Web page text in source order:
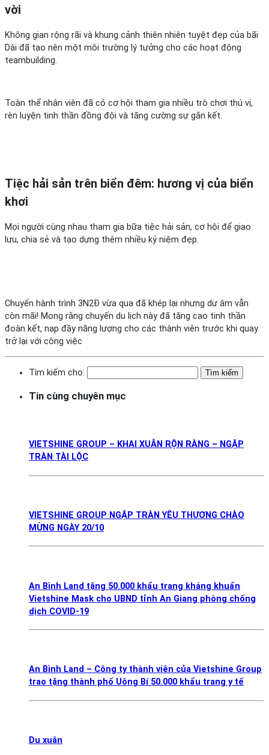
vời
Không gian rộng rãi và khung cảnh thiên nhiên tuyệt đẹp của bãi
Dài đã tạo nên một môi trường lý tưởng cho các hoạt động
teambuilding.
Toàn thể nhân viên đã có cơ hội tham gia nhiều trò chơi thú vị,
rèn luyện tinh thần đồng đội và tăng cường sự gắn kết.
Tiệc hải sản trên biển đêm: hương vị của biển
khơi
Mọi người cùng nhau tham gia bữa tiệc hải sản, cơ hội để giao
lưu, chia sẻ và tạo dựng thêm nhiều kỷ niệm đẹp.
Chuyến hành trình 3N2Đ vừa qua đã khép lại nhưng dư âm vẫn
còn mãi! Mong rằng chuyến du lịch này đã tăng cao tinh thần
đoàn kết, nạp đầy năng lượng cho các thành viên trước khi quay
trở lại với công việc
Tìm kiếm cho:
Tin cùng chuyên mục
VIETSHINE GROUP – KHAI XUÂN RỘN RÀNG – NGẬP
TRÀN TÀI LỘC
VIETSHINE GROUP NGẬP TRÀN YÊU THƯƠNG CHÀO
MỪNG NGÀY 20/10
An Bình Land tặng 50.000 khẩu trang kháng khuẩn
Vietshine Mask cho UBND tỉnh An Giang phòng chống
dịch COVID-19
An Bình Land – Công ty thành viên của Vietshine Group
trao tặng thành phố Uông Bí 50.000 khẩu trang y tế
Du xuân